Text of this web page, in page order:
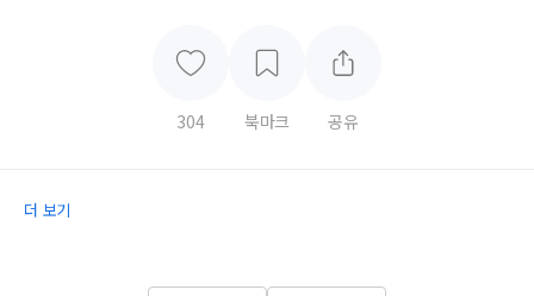
304 북마크 공유
더 보기